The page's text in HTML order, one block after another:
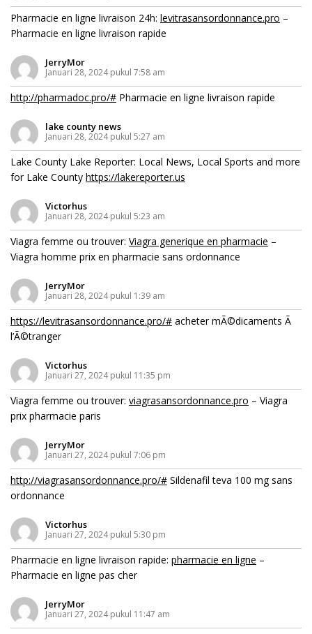
Pharmacie en ligne livraison 24h: levitrasansordonnance.pro –
Pharmacie en ligne livraison rapide
JerryMor
Januari 28, 2024 pukul 7:58 am
http://pharmadoc.pro/# Pharmacie en ligne livraison rapide
lake county news
Januari 28, 2024 pukul 5:27 am
Lake County Lake Reporter: Local News, Local Sports and more
for Lake County https://lakereporter.us
Victorhus
Januari 28, 2024 pukul 5:23 am
Viagra femme ou trouver: Viagra generique en pharmacie –
Viagra homme prix en pharmacie sans ordonnance
JerryMor
Januari 28, 2024 pukul 1:39 am
https://levitrasansordonnance.pro/# acheter mÃ©dicaments Ã
l’Ã©tranger
Victorhus
Januari 27, 2024 pukul 11:35 pm
Viagra femme ou trouver: viagrasansordonnance.pro – Viagra
prix pharmacie paris
JerryMor
Januari 27, 2024 pukul 7:06 pm
http://viagrasansordonnance.pro/# Sildenafil teva 100 mg sans
ordonnance
Victorhus
Januari 27, 2024 pukul 5:30 pm
Pharmacie en ligne livraison rapide: pharmacie en ligne –
Pharmacie en ligne pas cher
JerryMor
Januari 27, 2024 pukul 11:47 am